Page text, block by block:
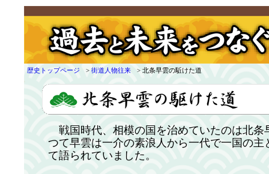
歴史トップページ > 街道人物往来 > 北条早雲の駈けた道
戦国時代、相模の国を治めていたのは北条
つて早雲は一介の素浪人から一代で一国の
て語られていました。